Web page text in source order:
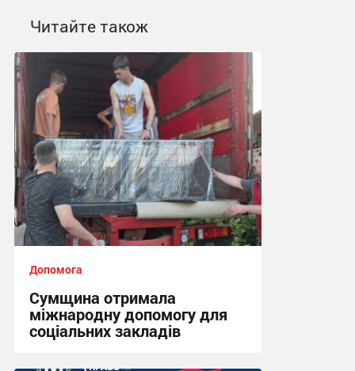
Читайте також
Допомога
Сумщина отримала
міжнародну допомогу для
соціальних закладів